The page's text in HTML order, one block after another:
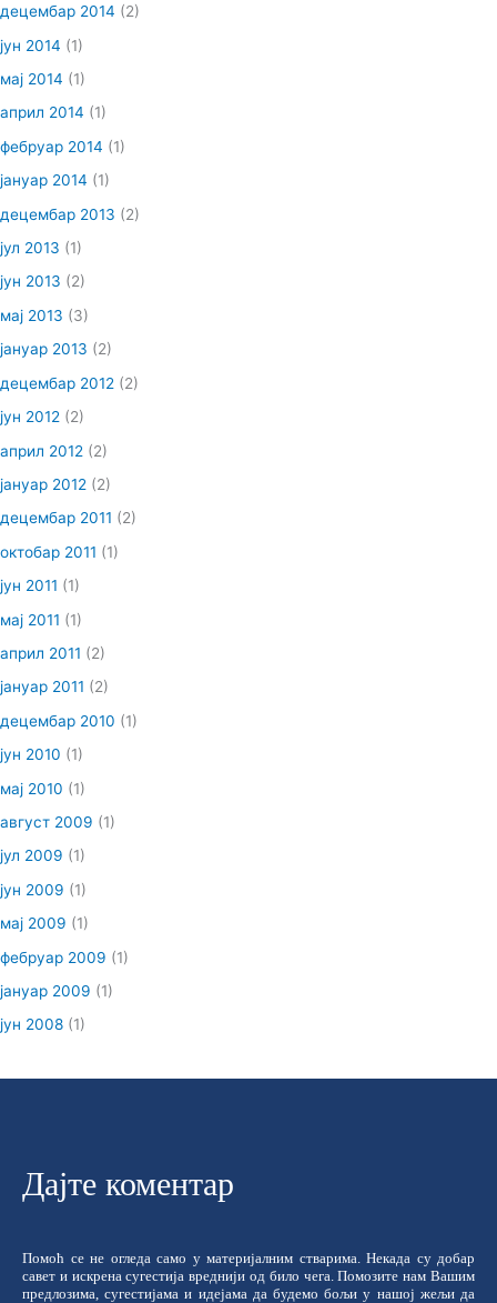
децембар 2014 (2)
јун 2014 (1)
мај 2014 (1)
април 2014 (1)
фебруар 2014 (1)
јануар 2014 (1)
децембар 2013 (2)
јул 2013 (1)
јун 2013 (2)
мај 2013 (3)
јануар 2013 (2)
децембар 2012 (2)
јун 2012 (2)
април 2012 (2)
јануар 2012 (2)
децембар 2011 (2)
октобар 2011 (1)
јун 2011 (1)
мај 2011 (1)
април 2011 (2)
јануар 2011 (2)
децембар 2010 (1)
јун 2010 (1)
мај 2010 (1)
август 2009 (1)
јул 2009 (1)
јун 2009 (1)
мај 2009 (1)
фебруар 2009 (1)
јануар 2009 (1)
јун 2008 (1)
Дајте коментар
Помоћ се не огледа само у материјалним стварима. Некада су добар
савет и искрена сугестија вреднији од било чега. Помозите нам Вашим
предлозима, сугестијама и идејама да будемо бољи у нашој жељи да